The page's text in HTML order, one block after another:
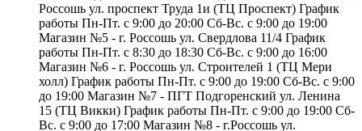
Россошь ул. проспект Труда 1и (ТЦ Проспект) График
работы Пн-Пт. с 9:00 до 20:00 Сб-Вс. с 9:00 до 19:00
Магазин №5 - г. Россошь ул. Свердлова 11/4 График
работы Пн-Пт. с 8:30 до 18:30 Сб-Вс. с 9:00 до 16:00
Магазин №6 - г. Россошь ул. Строителей 1 (ТЦ Мери
холл) График работы Пн-Пт. с 9:00 до 19:00 Сб-Вс. с 9:00
до 19:00 Магазин №7 - ПГТ Подгоренский ул. Ленина
15 (ТЦ Викки) График работы Пн-Пт. с 9:00 до 19:00 Сб-
Вс. с 9:00 до 17:00 Магазин №8 - г.Россошь ул.